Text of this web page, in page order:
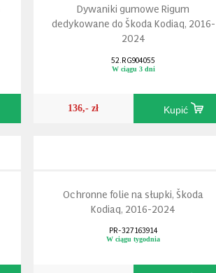
Dywaniki gumowe Rigum
dedykowane do Škoda Kodiaq, 2016-
2024
52.RG904055
W ciągu 3 dni
136,- zł Kupić
Ochronne folie na słupki, Škoda
Kodiaq, 2016-2024
PR-327163914
W ciągu tygodnia